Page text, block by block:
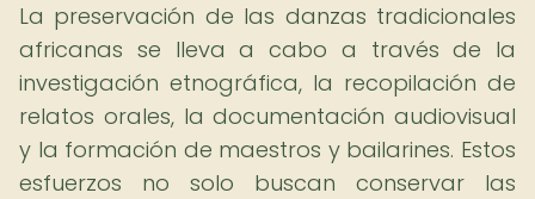
La preservación de las danzas tradicionales
africanas se lleva a cabo a través de la
investigación etnográfica, la recopilación de
relatos orales, la documentación audiovisual
y la formación de maestros y bailarines. Estos
esfuerzos no solo buscan conservar las